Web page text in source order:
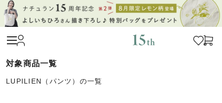
LUPILIEN（パンツ）の一覧